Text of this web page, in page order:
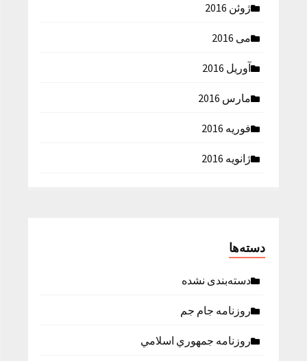
ژوئن 2016
می 2016
آوریل 2016
مارس 2016
فوریه 2016
ژانویه 2016
دسته‌ها
دسته‌بندی نشده
روزنامه جام جم
روزنامه جمهوري اسلامي